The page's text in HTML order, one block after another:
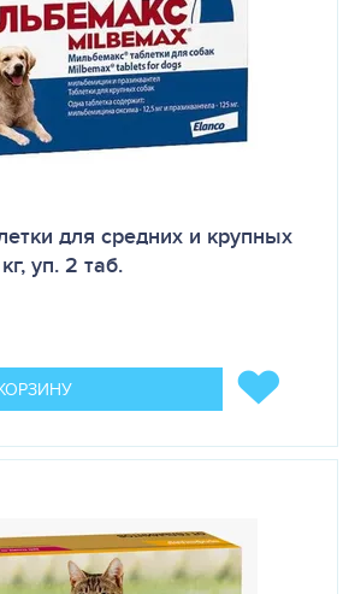
для средних и крупных
уп. 2 таб.